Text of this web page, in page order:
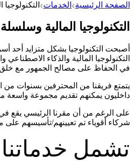
الصفحة الرئيسية ❯ الخدمات ❯
التكنولوجيا المالية
أصبحت التكنولوجيا بشكل متزايد أحد
التكنولوجيا المالية والذكاء
في الحفاظ على مصالح الجمهور مع
داخليون يمكنهم تقديم مجموعة واسعة
على الرغم من أن مقرنا الرئيسي يقع في
شركاء أقوياء تم تعيينهم/تأسيسهم على
تشمل